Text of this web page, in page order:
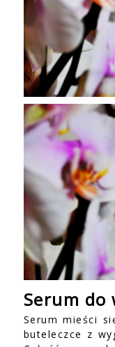
Serum do
Serum mieści
buteleczce z